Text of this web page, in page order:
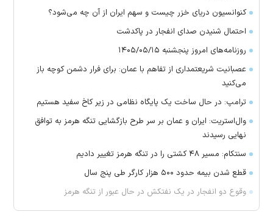
کنوانسیون دریای خزر چیست و سهم ایران از آن چه می‌شود؟
احتمال شنیدن صدای انفجار در پاکدشت
روزنامه‌های امروز پنجشنبه ۱۴۰۵/۰۵/۱۵
عصبانیت شریعتمداری از تفاهم با عمان: برای فرار دشمن کوچه باز
می‌کنید
ترامپ: در حال ساخت یک پایگاه نظامی در زیر کاخ سفید هستیم
وال‌استریت: ایران و عمان بر سر طرح بازگشایی تنگه هرمز به توافق
نهایی رسیدند
سنتکام: مسیر ۴۸ کشتی را در تنگه هرمز تغییر دادیم
قطع شدن بیمه حدود ۵۰۰ هزار کارگر طی پنج سال
وقوع دو انفجار در یک نفتکش در حال عبور از تنگه هرمز